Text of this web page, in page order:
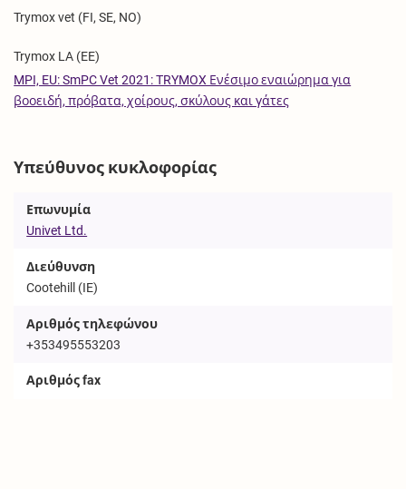
Trymox vet (FI, SE, NO)
Trymox LA (EE)
MPI, EU: SmPC Vet 2021: TRYMOX Ενέσιμο εναιώρημα για
βοοειδή, πρόβατα, χοίρους, σκύλους και γάτες
Υπεύθυνος κυκλοφορίας
Επωνυμία
Univet Ltd.
Διεύθυνση
Cootehill (IE)
Αριθμός τηλεφώνου
+353495553203
Αριθμός fax